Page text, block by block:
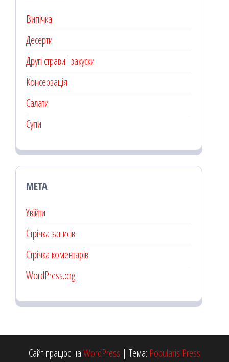
Випічка
Десерти
Другі страви і закуски
Консервація
Салати
Супи
МЕТА
Увійти
Стрічка записів
Стрічка коментарів
WordPress.org
Сайт працює наWordPress | Тема: Popularis Press